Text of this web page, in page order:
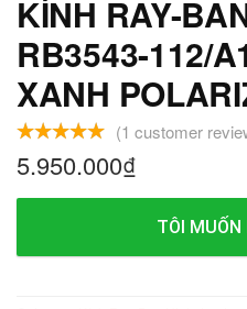
KÍNH RAY-
RB3543-112/
XANH
(1 customer
5.950.000₫
TÔI